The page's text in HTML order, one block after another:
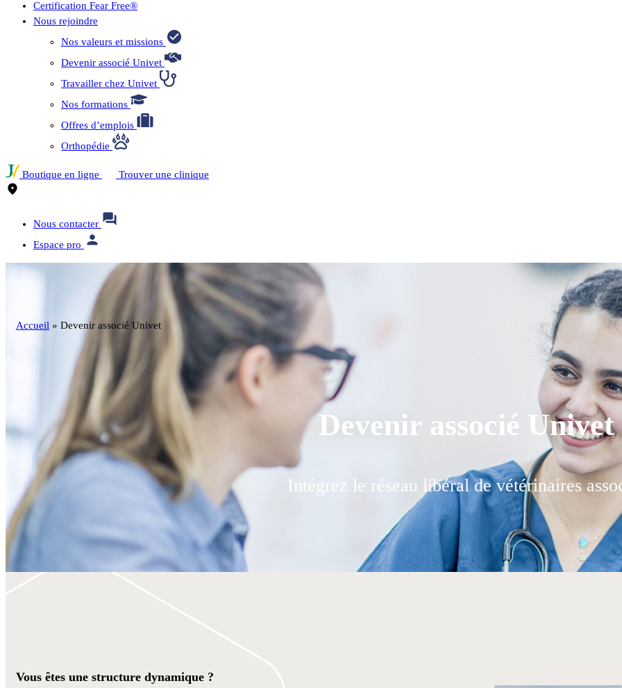
Certification Fear Free®
Nous rejoindre
Nos valeurs et missions
Devenir associé Univet
Travailler chez Univet
Nos formations
Offres d’emplois
Orthopédie
Boutique en ligne Trouver une clinique
Nous contacter
Espace pro
Accueil » Devenir associé Univet
Devenir associé Univet
Intégrez le réseau libéral de vétérinaires
Vous êtes une structure dynamique ?